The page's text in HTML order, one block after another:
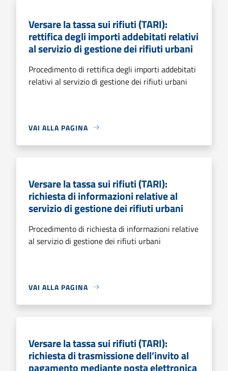
Versare la tassa sui rifiuti (TARI):
rettifica degli importi addebitati relativi
al servizio di gestione dei rifiuti urbani
Procedimento di rettifica degli importi addebitati
relativi al servizio di gestione dei rifiuti urbani
VAI ALLA PAGINA
Versare la tassa sui rifiuti (TARI):
richiesta di informazioni relative al
servizio di gestione dei rifiuti urbani
Procedimento di richiesta di informazioni relative
al servizio di gestione dei rifiuti urbani
VAI ALLA PAGINA
Versare la tassa sui rifiuti (TARI):
richiesta di trasmissione dell’invito al
pagamento mediante posta elettronica